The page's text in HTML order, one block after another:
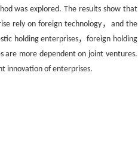
was explored. The results show that
rely on foreign technology，and the
holding enterprises，foreign holding
are more dependent on joint ventures.
innovation of enterprises.